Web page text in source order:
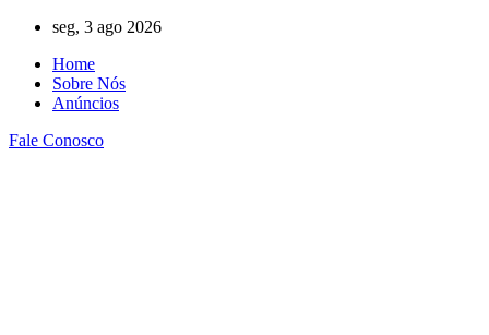
conteúdo
seg, 3 ago 2026
Home
Sobre Nós
Anúncios
Fale Conosco